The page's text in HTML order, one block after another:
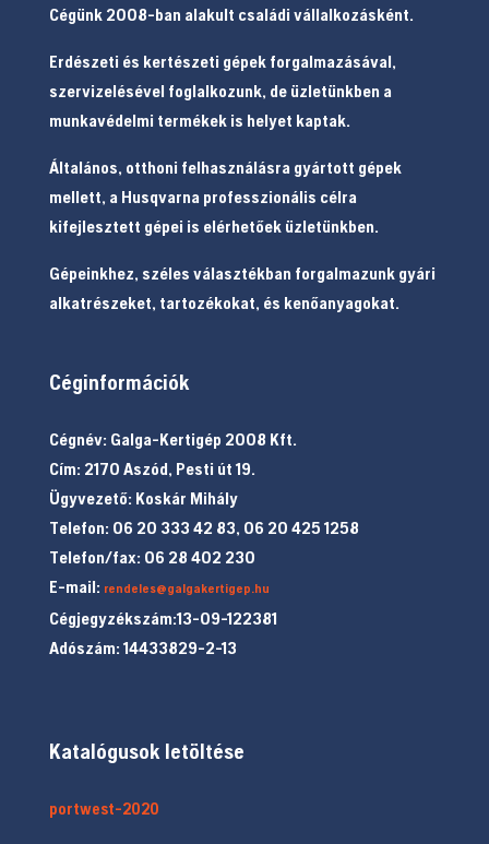
Cégünk 2008-ban alakult családi vállalkozásként.
Erdészeti és kertészeti gépek forgalmazásával,
szervizelésével foglalkozunk, de üzletünkben a
munkavédelmi termékek is helyet kaptak.
Általános, otthoni felhasználásra gyártott gépek
mellett, a Husqvarna professzionális célra
kifejlesztett gépei is elérhetőek üzletünkben.
Gépeinkhez, széles választékban forgalmazunk gyári
alkatrészeket, tartozékokat, és kenőanyagokat.
Céginformációk
Cégnév: Galga-Kertigép 2008 Kft.
Cím: 2170 Aszód, Pesti út 19.
Ügyvezető: Koskár Mihály
Telefon: 06 20 333 42 83, 06 20 425 1258
Telefon/fax: 06 28 402 230
E-mail: rendeles@galgakertigep.hu
Cégjegyzékszám:13-09-122381
Adószám: 14433829-2-13
Katalógusok letöltése
portwest-2020